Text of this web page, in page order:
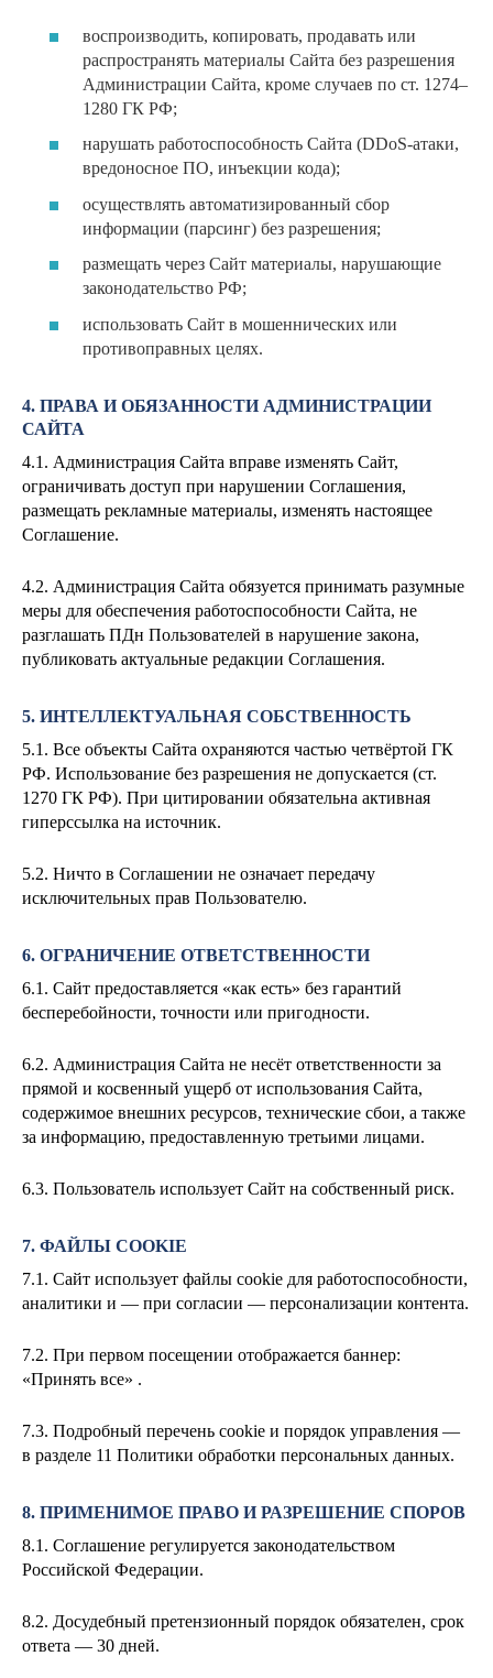
воспроизводить, копировать, продавать или
распространять материалы Сайта без разрешения
Администрации Сайта, кроме случаев по ст. 1274–
1280 ГК РФ;
нарушать работоспособность Сайта (DDoS-атаки,
вредоносное ПО, инъекции кода);
осуществлять автоматизированный сбор
информации (парсинг) без разрешения;
размещать через Сайт материалы, нарушающие
законодательство РФ;
использовать Сайт в мошеннических или
противоправных целях.
4. ПРАВА И ОБЯЗАННОСТИ АДМИНИСТРАЦИИ
САЙТА
4.1. Администрация Сайта вправе изменять Сайт,
ограничивать доступ при нарушении Соглашения,
размещать рекламные материалы, изменять настоящее
Соглашение.
4.2. Администрация Сайта обязуется принимать разумные
меры для обеспечения работоспособности Сайта, не
разглашать ПДн Пользователей в нарушение закона,
публиковать актуальные редакции Соглашения.
5. ИНТЕЛЛЕКТУАЛЬНАЯ СОБСТВЕННОСТЬ
5.1. Все объекты Сайта охраняются частью четвёртой ГК
РФ. Использование без разрешения не допускается (ст.
1270 ГК РФ). При цитировании обязательна активная
гиперссылка на источник.
5.2. Ничто в Соглашении не означает передачу
исключительных прав Пользователю.
6. ОГРАНИЧЕНИЕ ОТВЕТСТВЕННОСТИ
6.1. Сайт предоставляется «как есть» без гарантий
бесперебойности, точности или пригодности.
6.2. Администрация Сайта не несёт ответственности за
прямой и косвенный ущерб от использования Сайта,
содержимое внешних ресурсов, технические сбои, а также
за информацию, предоставленную третьими лицами.
6.3. Пользователь использует Сайт на собственный риск.
7. ФАЙЛЫ COOKIE
7.1. Сайт использует файлы cookie для работоспособности,
аналитики и — при согласии — персонализации контента.
7.2. При первом посещении отображается баннер:
«Принять все» .
7.3. Подробный перечень cookie и порядок управления —
в разделе 11 Политики обработки персональных данных.
8. ПРИМЕНИМОЕ ПРАВО И РАЗРЕШЕНИЕ СПОРОВ
8.1. Соглашение регулируется законодательством
Российской Федерации.
8.2. Досудебный претензионный порядок обязателен, срок
ответа — 30 дней.